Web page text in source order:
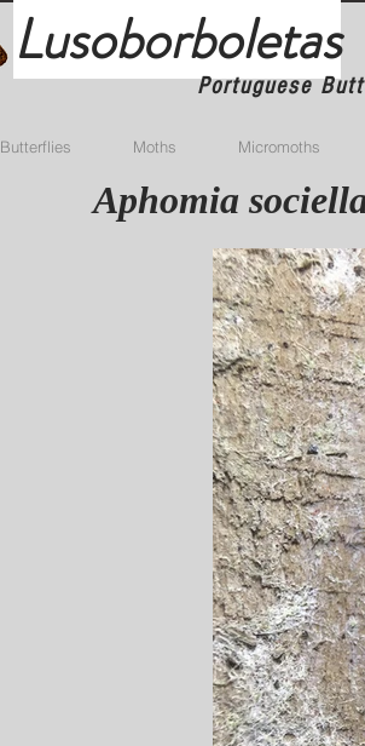
Lusoborboletas
Portuguese
Butterflies Moths Micromoths
Aphomia